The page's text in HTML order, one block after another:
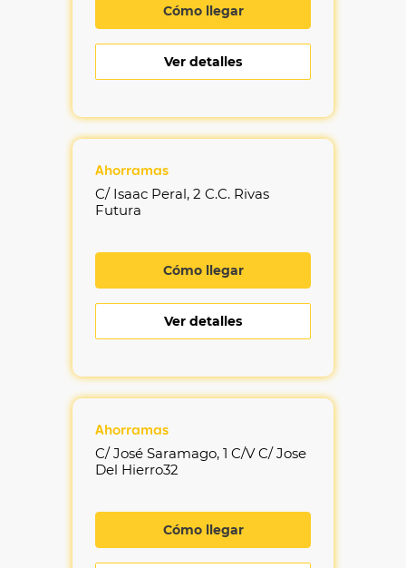
Cómo llegar
Ver detalles
Ahorramas
C/ Isaac Peral, 2 C.C. Rivas
Futura
Cómo llegar
Ver detalles
Ahorramas
C/ José Saramago, 1 C/V C/ Jose
Del Hierro32
Cómo llegar